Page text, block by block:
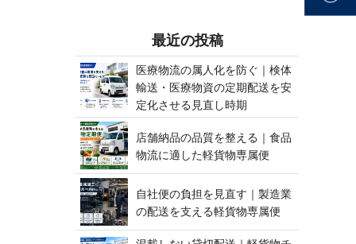
最 近 の 投 稿
医療物流の属人化を防ぐ｜検体
輸送・医療物資の定期配送を安
定化させる見 直 し 時 期
店舗納品の品質を整える｜食品
物流に適した軽貨 物 専 属 便
自社便の負担を見直す｜製造業
の配送を支える軽貨 物 専 属 便